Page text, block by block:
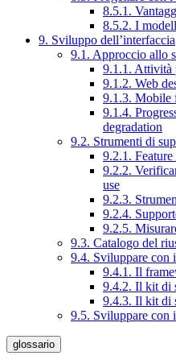
8.5.1.
8.5.2. I
9. Sviluppo dell’interfaccia
9.1. Approccio allo
9.1.1. Attività
9.1.2. Web
9.1.3. Mobile
9.1.4.
degradation
9.2. Strumenti di
9.2.1. Feature
9.2.2.
use
9.2.3.
9.2.4.
9.2.5.
9.3. Catalogo del
9.4. Sviluppare con
9.4.1. Il
9.4.2. Il kit di
9.4.3. Il kit di
9.5. Sviluppare con
glossario